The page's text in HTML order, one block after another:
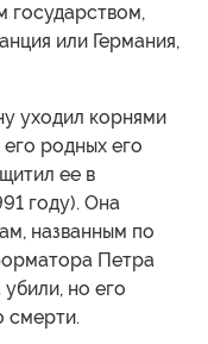
государством,
или Германия,
уходил корнями
родных его
ее в
году). Она
названным по
Петра
но его
смерти.